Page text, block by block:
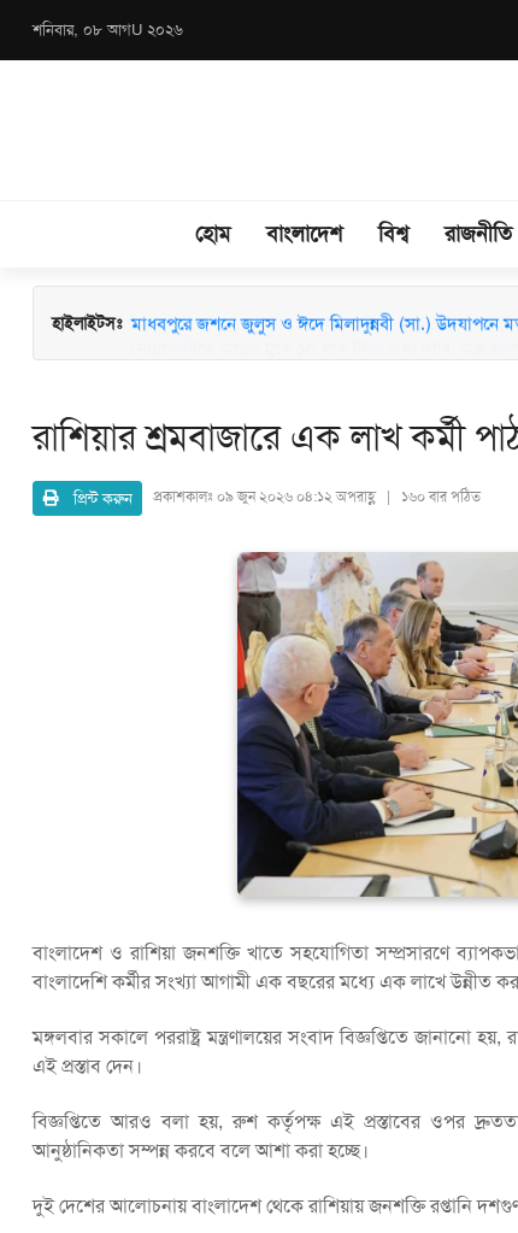
শনিবার, ০৮ আগU ২০২৬
হোম বাংলাদেশ বিশ্ব রাজনীতি
হাইলাইটসঃ মাধবপুরে জশনে জুলুস ও ঈদে মিলাদুন্নবী (সা.) উদযাপনে
রাশিয়ার শ্রমবাজারে এক লাখ কর্মী
প্রিন্ট করুন প্রকাশকালঃ ০৯ জুন ২০২৬ ০৪:১২ অপরাহ্ণ | ১৬০ বার পঠিত
বাংলাদেশ ও রাশিয়া জনশক্তি খাতে সহযোগিতা সম্প্রসারণে
বাংলাদেশি কর্মীর সংখ্যা আগামী এক বছরের মধ্যে এক লাখে উন্নীত
মঙ্গলবার সকালে পররাষ্ট্র মন্ত্রণালয়ের সংবাদ বিজ্ঞপ্তিতে জানানো
এই প্রস্তাব দেন।
বিজ্ঞপ্তিতে আরও বলা হয়, রুশ কর্তৃপক্ষ এই প্রস্তাবের ওপর
আনুষ্ঠানিকতা সম্পন্ন করবে বলে আশা করা হচ্ছে।
দুই দেশের আলোচনায় বাংলাদেশ থেকে রাশিয়ায় জনশক্তি রপ্তানি